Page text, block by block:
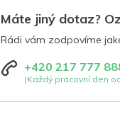
Máte jiný dotaz?
Rádi vám zodpovíme
+420 217 777
(Každý pracovní den